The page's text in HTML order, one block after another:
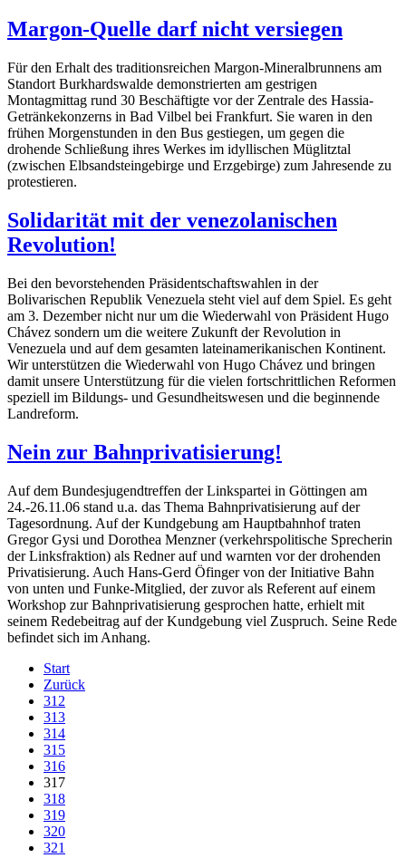
Margon-Quelle darf nicht versiegen
Für den Erhalt des traditionsreichen Margon-Mineralbrunnens am
Standort Burkhardswalde demonstrierten am gestrigen
Montagmittag rund 30 Beschäftigte vor der Zentrale des Hassia-
Getränkekonzerns in Bad Vilbel bei Frankfurt. Sie waren in den
frühen Morgenstunden in den Bus gestiegen, um gegen die
drohende Schließung ihres Werkes im idyllischen Müglitztal
(zwischen Elbsandsteingebirge und Erzgebirge) zum Jahresende zu
protestieren.
Solidarität mit der venezolanischen
Revolution!
Bei den bevorstehenden Präsidentschaftswahlen in der
Bolivarischen Republik Venezuela steht viel auf dem Spiel. Es geht
am 3. Dezember nicht nur um die Wiederwahl von Präsident Hugo
Chávez sondern um die weitere Zukunft der Revolution in
Venezuela und auf dem gesamten lateinamerikanischen Kontinent.
Wir unterstützen die Wiederwahl von Hugo Chávez und bringen
damit unsere Unterstützung für die vielen fortschrittlichen Reformen
speziell im Bildungs- und Gesundheitswesen und die beginnende
Landreform.
Nein zur Bahnprivatisierung!
Auf dem Bundesjugendtreffen der Linkspartei in Göttingen am
24.-26.11.06 stand u.a. das Thema Bahnprivatisierung auf der
Tagesordnung. Auf der Kundgebung am Hauptbahnhof traten
Gregor Gysi und Dorothea Menzner (verkehrspolitische Sprecherin
der Linksfraktion) als Redner auf und warnten vor der drohenden
Privatisierung. Auch Hans-Gerd Öfinger von der Initiative Bahn
von unten und Funke-Mitglied, der zuvor als Referent auf einem
Workshop zur Bahnprivatisierung gesprochen hatte, erhielt mit
seinem Redebeitrag auf der Kundgebung viel Zuspruch. Seine Rede
befindet sich im Anhang.
Start
Zurück
312
313
314
315
316
317
318
319
320
321